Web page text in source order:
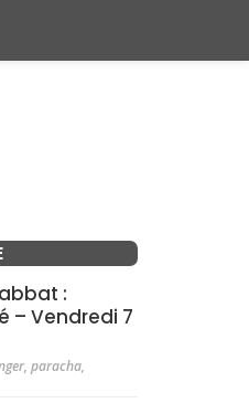
:
– Vendredi 7
, paracha,